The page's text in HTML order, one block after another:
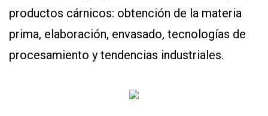
productos cárnicos: obtención de la materia
prima, elaboración, envasado, tecnologías de
procesamiento y tendencias industriales.